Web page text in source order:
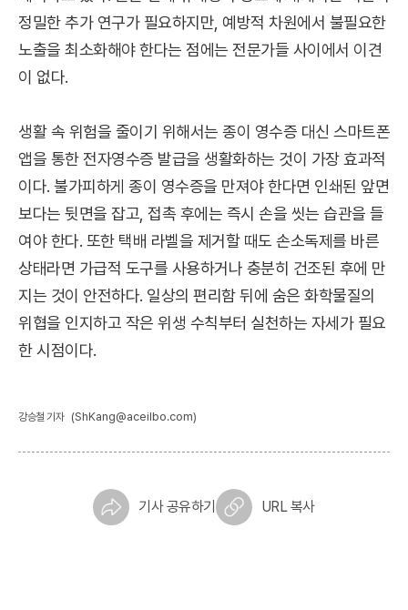
정밀한 추가 연구가 필요하지만, 예방적 차원에서 불필요한
노출을 최소화해야 한다는 점에는 전문가들 사이에서 이견
이 없다.
생활 속 위험을 줄이기 위해서는 종이 영수증 대신 스마트폰
앱을 통한 전자영수증 발급을 생활화하는 것이 가장 효과적
이다. 불가피하게 종이 영수증을 만져야 한다면 인쇄된 앞면
보다는 뒷면을 잡고, 접촉 후에는 즉시 손을 씻는 습관을 들
여야 한다. 또한 택배 라벨을 제거할 때도 손소독제를 바른
상태라면 가급적 도구를 사용하거나 충분히 건조된 후에 만
지는 것이 안전하다. 일상의 편리함 뒤에 숨은 화학물질의
위협을 인지하고 작은 위생 수칙부터 실천하는 자세가 필요
한 시점이다.
강승철 기자 (ShKang@aceilbo.com)
기사 공유하기 URL 복사